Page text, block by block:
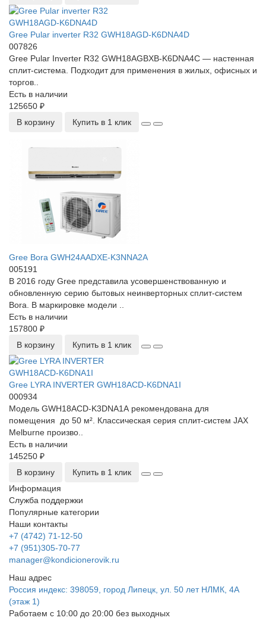
Gree Pular inverter R32 GWH18AGD-K6DNA4D
007826
Gree Pular Inverter R32 GWH18AGBXB-K6DNA4C — настенная
сплит-система. Подходит для применения в жилых, офисных и
торгов..
Есть в наличии
125650 ₽
В корзину
Купить в 1 клик
Gree Bora GWH24AADXE-K3NNA2A
005191
В 2016 году Gree представила усовершенствованную и
обновленную серию бытовых неинверторных сплит-систем
Bora. В маркировке модели ..
Есть в наличии
157800 ₽
В корзину
Купить в 1 клик
Gree LYRA INVERTER GWH18ACD-K6DNA1I
000934
Модель GWH18ACD-K3DNA1A рекомендована для
помещения до 50 м². Классическая серия сплит-систем JAX
Melburne произво..
Есть в наличии
145250 ₽
В корзину
Купить в 1 клик
Информация
Служба поддержки
Популярные категории
Наши контакты
+7 (4742) 71-12-50
+7 (951)305-70-77
manager@kondicionerovik.ru
Наш адрес
Россия индекс: 398059, город Липецк, ул. 50 лет НЛМК, 4А
(этаж 1)
Работаем с 10:00 до 20:00 без выходных